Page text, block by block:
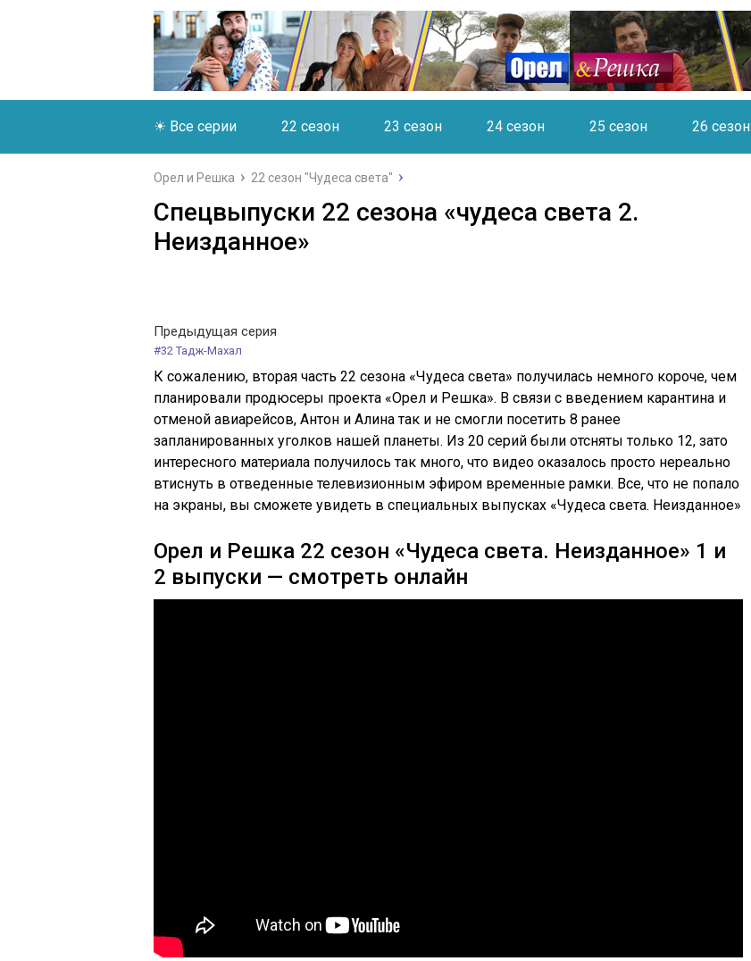
☀ Все серии 22 сезон 23 сезон 24 сезон 25 сезон 26 сезон
Орел и Решка 22 сезон "Чудеса света"
Спецвыпуски 22 сезона «чудеса света 2.
Неизданное»
Предыдущая серия
#32 Тадж-Махал
К сожалению, вторая часть 22 сезона «Чудеса света» получилась немного короче, чем
планировали продюсеры проекта «Орел и Решка». В связи с введением карантина и
отменой авиарейсов, Антон и Алина так и не смогли посетить 8 ранее
запланированных уголков нашей планеты. Из 20 серий были отсняты только 12, зато
интересного материала получилось так много, что видео оказалось просто нереально
втиснуть в отведенные телевизионным эфиром временные рамки. Все, что не попало
на экраны, вы сможете увидеть в специальных выпусках «Чудеса света. Неизданное»
Орел и Решка 22 сезон «Чудеса света. Неизданное» 1 и
2 выпуски — смотреть онлайн